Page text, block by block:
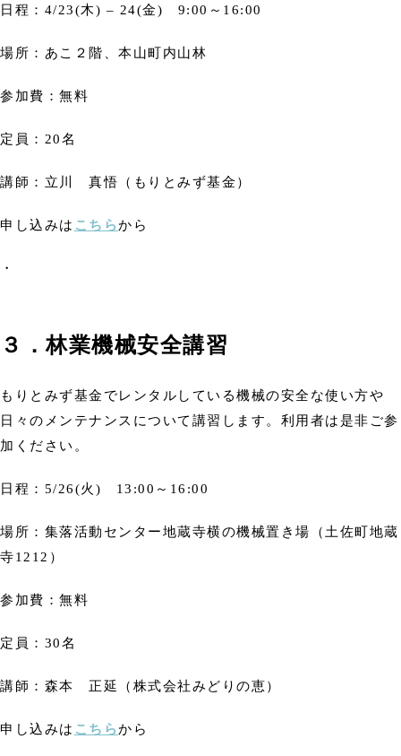
日程：4/23(木) – 24(金) 9:00～16:00
場所：あこ２階、本山町内山林
参加費：無料
定員：20名
講師：立川 真悟（もりとみず基金）
申し込みは こちらから
・
３．林業機械安全講習
もりとみず基金でレンタルしている機械の安全な使い方や
日々のメンテナンスについて講習します。利用者は是非ご参
加ください。
日程：5/26(火) 13:00～16:00
場所：集落活動センター地蔵寺横の機械置き場（土佐町地蔵
寺1212）
参加費：無料
定員：30名
講師：森本 正延（株式会社みどりの恵）
申し込みは こちらから